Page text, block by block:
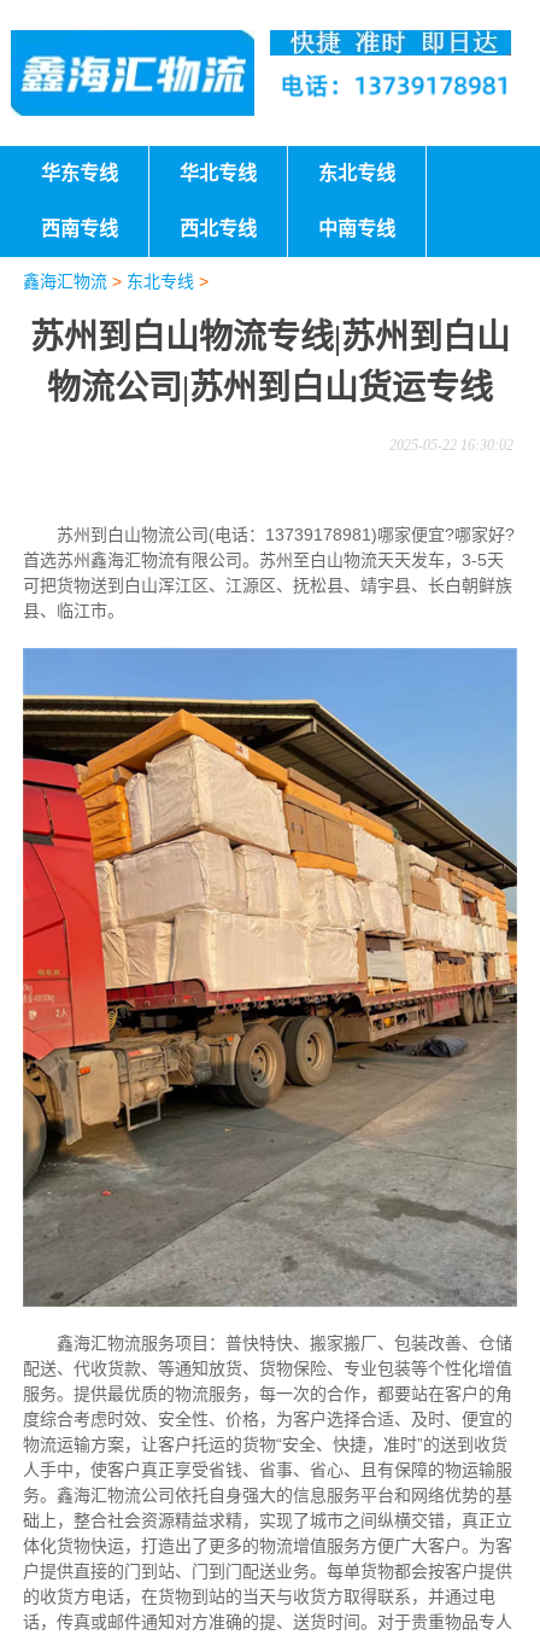
华东专线 华北专线 东北专线
西南专线 西北专线 中南专线
鑫海汇物流> 东北专线 >
苏州到白山物流专线|苏州到白山
物流公司|苏州到白山货运专线
2025-05-22 16:30:02
苏州到白山物流公司(电话：13739178981)哪家便宜?哪家好?
首选苏州鑫海汇物流有限公司。苏州至白山物流天天发车，3-5天
可把货物送到白山浑江区、江源区、抚松县、靖宇县、长白朝鲜族
县、临江市。
鑫海汇物流服务项目：普快特快、搬家搬厂、包装改善、仓储
配送、代收货款、等通知放货、货物保险、专业包装等个性化增值
服务。提供最优质的物流服务，每一次的合作，都要站在客户的角
度综合考虑时效、安全性、价格，为客户选择合适、及时、便宜的
物流运输方案，让客户托运的货物“安全、快捷，准时”的送到收货
人手中，使客户真正享受省钱、省事、省心、且有保障的物运输服
务。鑫海汇物流公司依托自身强大的信息服务平台和网络优势的基
础上，整合社会资源精益求精，实现了城市之间纵横交错，真正立
体化货物快运，打造出了更多的物流增值服务方便广大客户。为客
户提供直接的门到站、门到门配送业务。每单货物都会按客户提供
的收货方电话，在货物到站的当天与收货方取得联系，并通过电
话，传真或邮件通知对方准确的提、送货时间。对于贵重物品专人